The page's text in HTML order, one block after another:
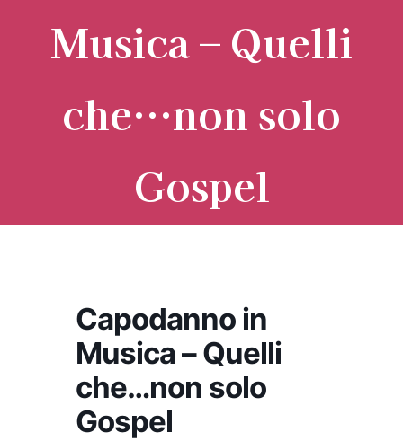
Musica – Quelli
che…non solo
Gospel
Capodanno in
Musica – Quelli
che…non solo
Gospel